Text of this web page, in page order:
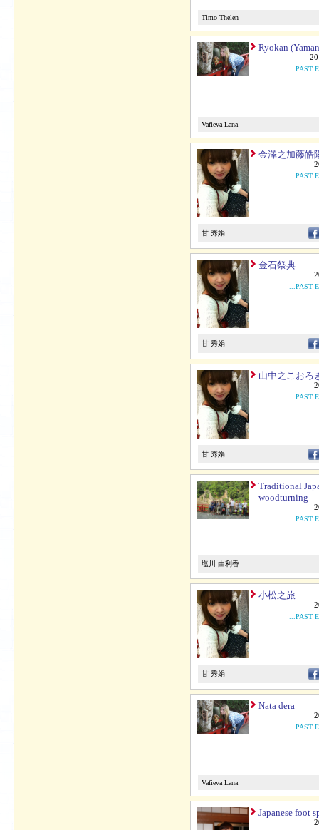
Timo Thelen
Ryokan
...PAST
Vafieva Lana
金澤之加藤皓
...PAST
甘 秀娟
金石祭典
...PAST
甘 秀娟
山中之こおろ
...PAST
甘 秀娟
Traditional
woodturning
...PAST
塩川 由利香
小松之旅
...PAST
甘 秀娟
Nata dera
...PAST
Vafieva Lana
Japanese foot